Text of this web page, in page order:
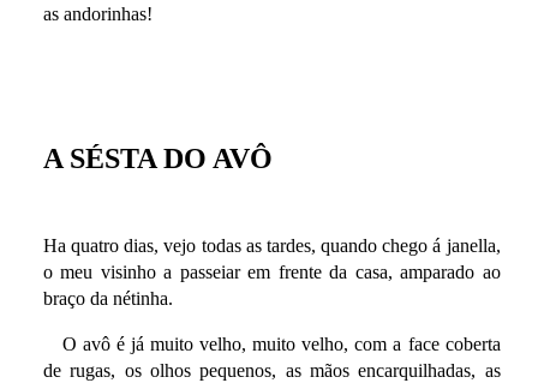
as andorinhas!
A SÉSTA DO AVÔ
Ha quatro dias, vejo todas as tardes, quando chego á janella,
o meu visinho a passeiar em frente da casa, amparado ao
braço da nétinha.
O avô é já muito velho, muito velho, com a face coberta
de rugas, os olhos pequenos, as mãos encarquilhadas, as